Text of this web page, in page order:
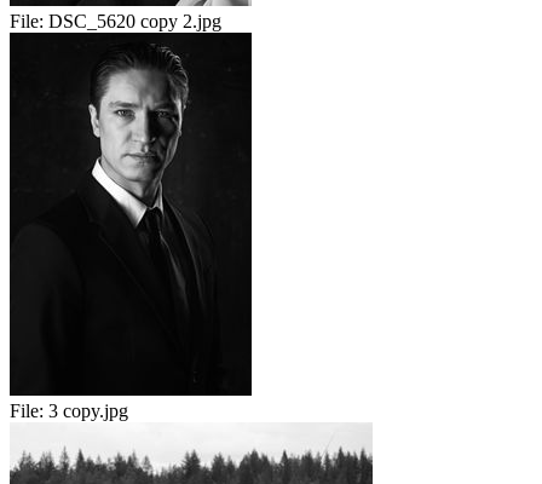
File: DSC_5620 copy 2.jpg
File: 3 copy.jpg